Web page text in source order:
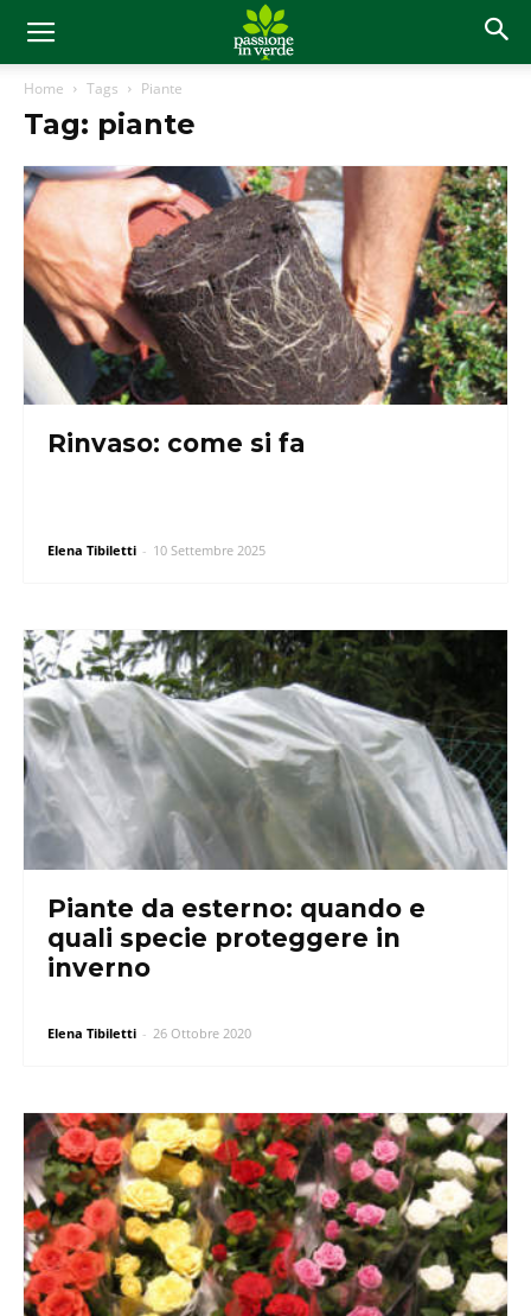
Home Tags Piante
Tag: piante
Rinvaso: come si fa
Elena Tibiletti - 10 Settembre 2025
Piante da esterno: quando e
quali specie proteggere in
inverno
Elena Tibiletti - 26 Ottobre 2020